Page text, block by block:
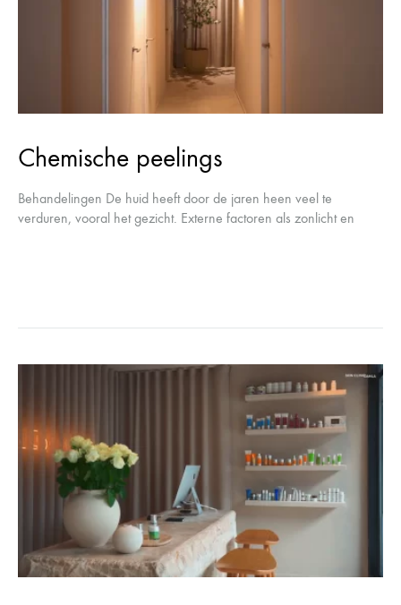
Chemische peelings
Behandelingen De huid heeft door de jaren heen veel te
verduren, vooral het gezicht. Externe factoren als zonlicht en